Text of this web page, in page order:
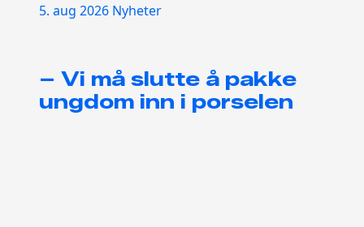
5. aug 2026 Nyheter
– Vi må slutte å pakke
ungdom inn i porselen